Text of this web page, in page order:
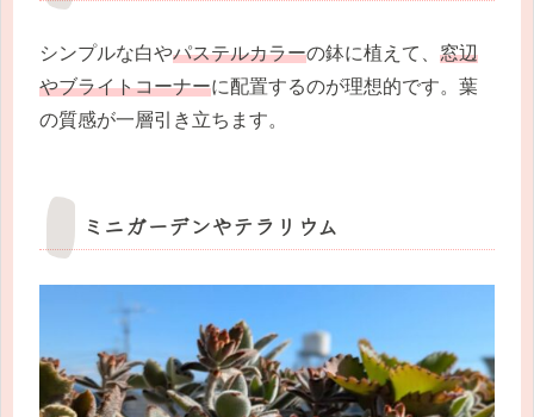
シンプルな白やパステルカラーの鉢に植えて、 窓辺
やブライトコーナーに配置するのが理想的です。葉
の質感が一層引き立ちます。
ミニガーデンやテラリウム